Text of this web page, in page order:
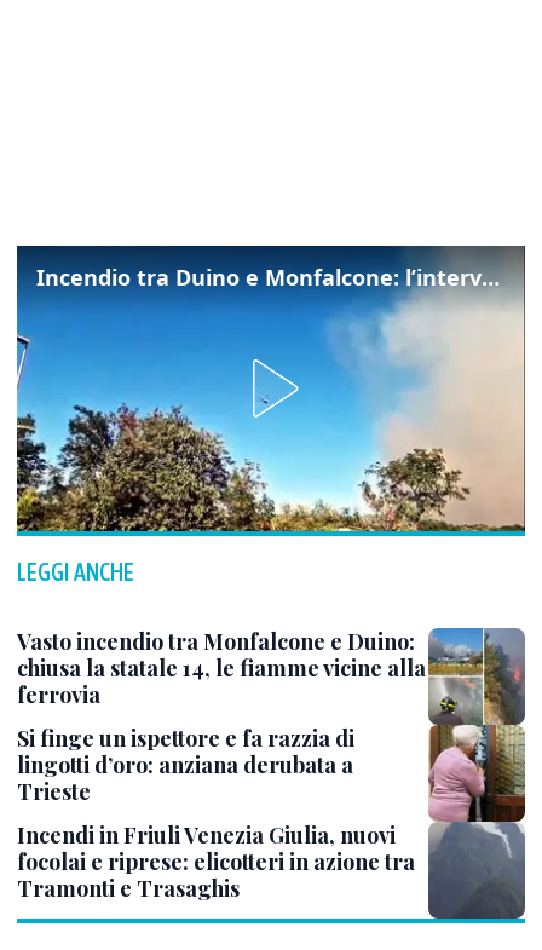
Incendio tra Duino e Monfalcone: l’intervento dei vigili del fuoco
LEGGI ANCHE
Vasto incendio tra Monfalcone e Duino:
chiusa la statale 14, le fiamme vicine alla
ferrovia
Si finge un ispettore e fa razzia di
lingotti d’oro: anziana derubata a
Trieste
Incendi in Friuli Venezia Giulia, nuovi
focolai e riprese: elicotteri in azione tra
Tramonti e Trasaghis